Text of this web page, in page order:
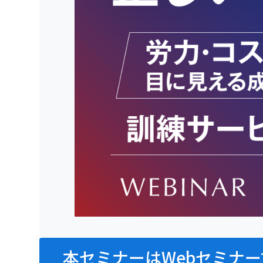
本セミナーはWebセミナ